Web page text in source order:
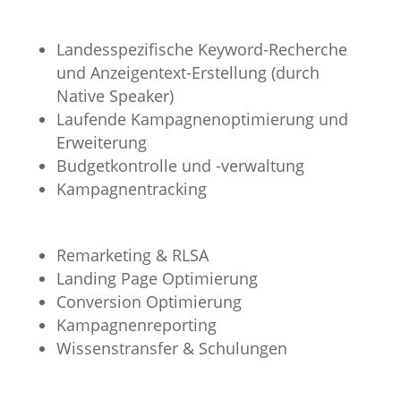
Landesspezifische Keyword-Recherche
und Anzeigentext-Erstellung (durch
Native Speaker)
Laufende Kampagnenoptimierung und
Erweiterung
Budgetkontrolle und -verwaltung
Kampagnentracking
Remarketing & RLSA
Landing Page Optimierung
Conversion Optimierung
Kampagnenreporting
Wissenstransfer & Schulungen